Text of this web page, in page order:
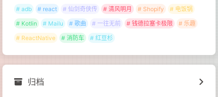
# adb
# react # 仙剑奇侠传 # 清风明月 # Shopify
# 电饭锅
# Kotlin
# Mailu # 歌曲 # 一往无前 # 钱德拉塞卡极限
# 乐趣
# ReactNative
# 消防车 # 红豆杉
归档